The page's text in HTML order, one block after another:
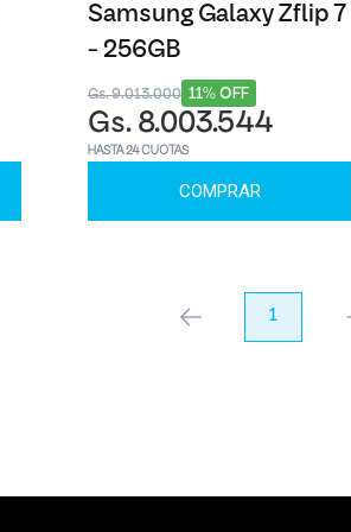
Samsung Galaxy Zflip 7
- 256GB
11% OFF
Gs. 9.013.000
Gs. 8.003.544
HASTA 24 CUOTAS
COMPRAR
anterior 1